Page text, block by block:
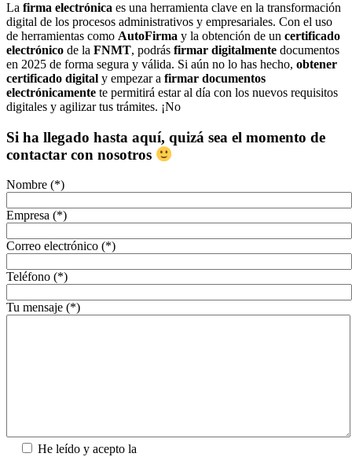
La firma electrónica es una herramienta clave en la transformación
digital de los procesos administrativos y empresariales. Con el uso
de herramientas como AutoFirma y la obtención de un certificado
electrónico de la FNMT, podrás firmar digitalmente documentos
en 2025 de forma segura y válida. Si aún no lo has hecho, obtener
certificado digital y empezar a firmar documentos
electrónicamente te permitirá estar al día con los nuevos requisitos
digitales y agilizar tus trámites. ¡No
Si ha llegado hasta aquí, quizá sea el momento de
contactar con nosotros
Nombre (*)
Empresa (*)
Correo electrónico (*)
Teléfono (*)
Tu mensaje (*)
He leído y acepto la